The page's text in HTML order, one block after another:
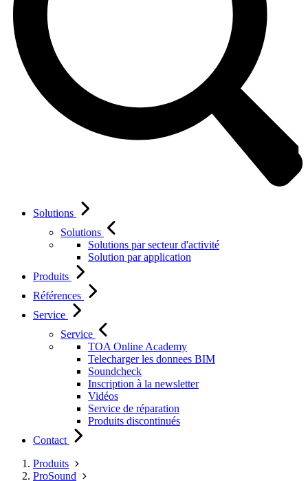
Solutions
Solutions
Solutions par secteur d'activité
Solution par application
Produits
Références
Service
Service
TOA Online Academy
Telecharger les donnees BIM
Soundcheck
Inscription à la newsletter
Vidéos
Service de réparation
Produits discontinués
Contact
Produits
ProSound